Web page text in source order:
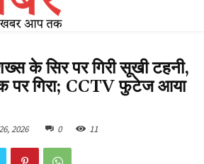
के सिर पर गिरी सूखी टहनी,
पर गिरा; CCTV फुटेज आया
2026 0 11